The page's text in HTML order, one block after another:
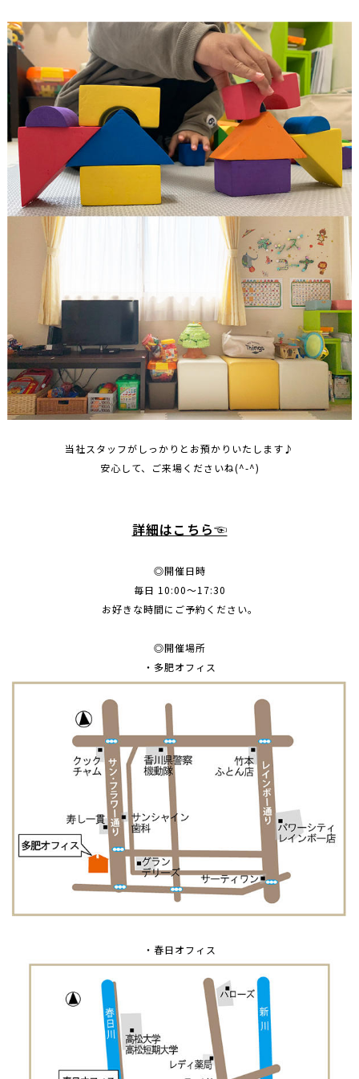
当社スタッフがしっかりとお預かりいたします♪
安心して、ご来場くださいね(^-^)
詳細はこちら☜
◎開催日時
毎日 10:00～17:30
お好きな時間にご予約ください。
◎開催場所
・多肥オフィス
・春日オフィス